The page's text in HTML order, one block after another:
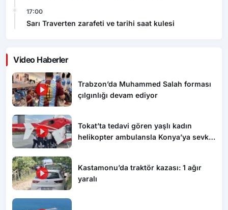
17:00
Sarı Traverten zarafeti ve tarihi saat kulesi
Video Haberler
Trabzon’da Muhammed Salah forması
çılgınlığı devam ediyor
Tokat’ta tedavi gören yaşlı kadın
helikopter ambulansla Konya’ya sevk
Kastamonu’da traktör kazası: 1 ağır
yaralı